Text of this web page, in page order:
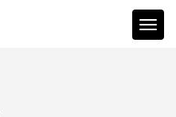
Н
а